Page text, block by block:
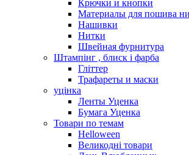
Крючки и кнопки
Материалы для пошива
Нашивки
Нитки
Швейная фурнитура
Штампінг , блиск і фарба
Гліттер
Трафареты и маски
уцінка
Ленты Уценка
Бумага Уценка
Товари по темам
Helloween
Великодні товари